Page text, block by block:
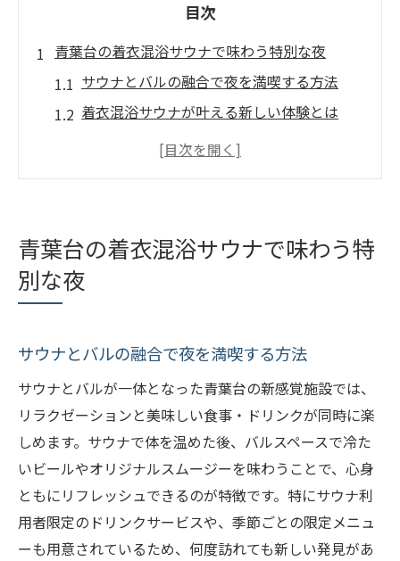
目次
青葉台の着衣混浴サウナで味わう特別な夜
サウナとバルの融合で夜を満喫する方法
着衣混浴サウナが叶える新しい体験とは
青葉台エリアで話題のサウナの魅力解説
サウナとバルの融合が叶える新体験
サウナ後にバルで味わう癒しのリラックス
着衣混浴サウナとバルが人気の理由を解説
サウナとバルの相性が生む新感覚体験
友人やカップルで楽しむバル付きサウナ
混浴サウナなら青葉台で楽しむのがおすすめ
青葉台のサウナは混浴で気軽に楽しめる
着衣混浴サウナの安心ポイントを紹介
サウナで叶えるカップルや友人との時間
青葉台サウナで非日常を気軽に体験する
青葉台の着衣混浴サウナで味わう特
別な夜
サウナとバルの融合で夜を満喫する方法
サウナとバルが一体となった青葉台の新感覚施設では、
リラクゼーションと美味しい食事・ドリンクが同時に楽
しめます。サウナで体を温めた後、バルスペースで冷た
いビールやオリジナルスムージーを味わうことで、心身
ともにリフレッシュできるのが特徴です。特にサウナ利
用者限定のドリンクサービスや、季節ごとの限定メニュ
ーも用意されているため、何度訪れても新しい発見があ